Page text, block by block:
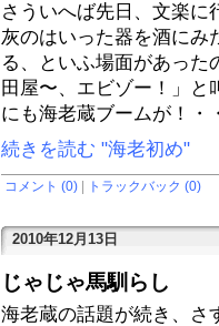
さういへば先日、文楽に
灰のはいった器を酒にみ
る、といふ場面があった
田屋〜、エビゾー！」と
にも海老蔵ブームが！・
続きを読む "海老初め"
コメント (0) トラックバック (0)
2010年12月13日
じゃじゃ馬馴らし
海老蔵の話題が続き、さ